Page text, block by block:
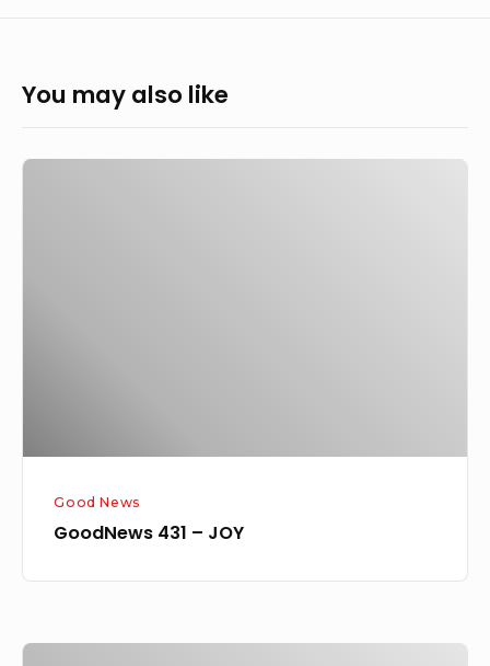
You may also like
Good News
GoodNews 431 – JOY